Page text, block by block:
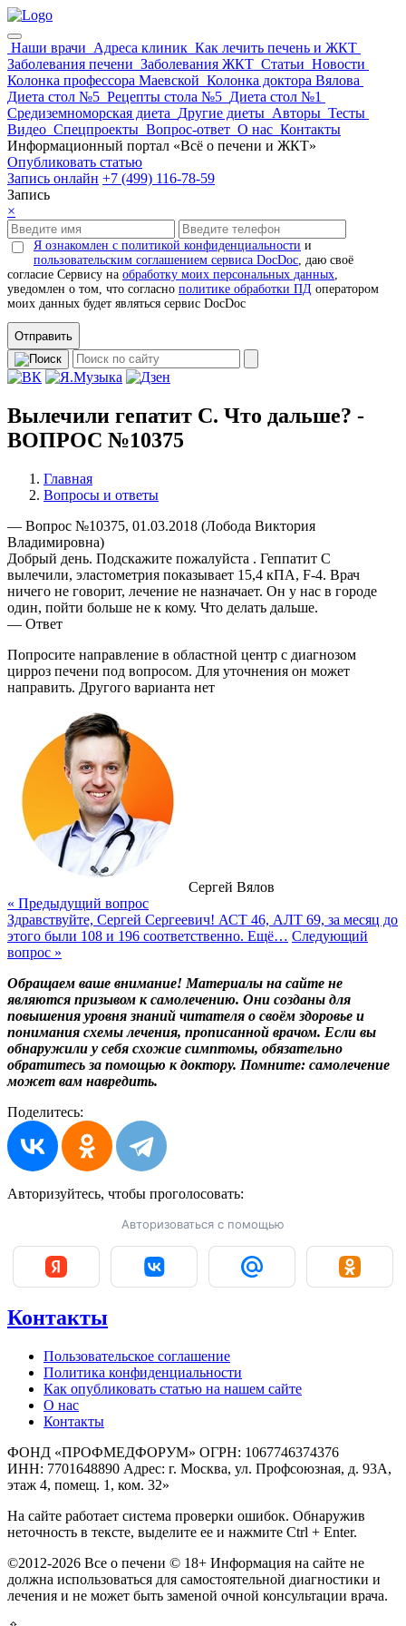
Наши врачи Адреса клиник Как лечить печень и ЖКТ
Заболевания печени Заболевания ЖКТ Статьи Новости
Колонка профессора Маевской Колонка доктора Вялова
Диета стол №5 Рецепты стола №5 Диета стол №1
Средиземноморская диета Другие диеты Авторы Тесты
Видео Спецпроекты Вопрос-ответ О нас Контакты
Информационный портал «Всё о печени и ЖКТ»
Опубликовать статью
Запись онлайн +7 (499) 116-78-59
Запись
×
Я ознакомлен с политикой конфиденциальности и
пользовательским соглашением сервиса DocDoc, даю своё
согласие Сервису на обработку моих персональных данных,
уведомлен о том, что согласно политике обработки ПД оператором
моих данных будет являться сервис DocDoc
Отправить
Вылечили гепатит С. Что дальше? -
ВОПРОС №10375
Главная
Вопросы и ответы
— Вопрос №10375, 01.03.2018 (Лобода Виктория
Владимировна)
Добрый день. Подскажите пожалуйста . Геппатит С
вылечили, эластометрия показывает 15,4 кПА, F-4. Врач
ничего не говорит, лечение не назначает. Он у нас в городе
один, пойти больше не к кому. Что делать дальше.
— Ответ
Попросите направление в областной центр с диагнозом
цирроз печени под вопросом. Для уточнения он может
направить. Другого варианта нет
Сергей Вялов
« Предыдущий вопрос
Здравствуйте, Сергей Сергеевич! АСТ 46, АЛТ 69, за месяц до
этого были 108 и 196 соответственно. Ещё… Следующий
вопрос »
Обращаем ваше внимание! Материалы на сайте не
являются призывом к самолечению. Они созданы для
повышения уровня знаний читателя о своём здоровье и
понимания схемы лечения, прописанной врачом. Если вы
обнаружили у себя схожие симптомы, обязательно
обратитесь за помощью к доктору. Помните: самолечение
может вам навредить.
Поделитесь:
Авторизуйтесь, чтобы проголосовать:
Авторизоваться с помощью
Контакты
Пользовательское соглашение
Политика конфиденциальности
Как опубликовать статью на нашем сайте
О нас
Контакты
ФОНД «ПРОФМЕДФОРУМ» ОГРН: 1067746374376
ИНН: 7701648890 Адрес: г. Москва, ул. Профсоюзная, д. 93А,
этаж 4, помещ. 1, ком. 32»
На сайте работает система проверки ошибок. Обнаружив
неточность в тексте, выделите ее и нажмите Ctrl + Enter.
©2012-2026 Все о печени © 18+ Информация на сайте не
должна использоваться для самостоятельной диагностики и
лечения и не может быть заменой очной консультации врача.